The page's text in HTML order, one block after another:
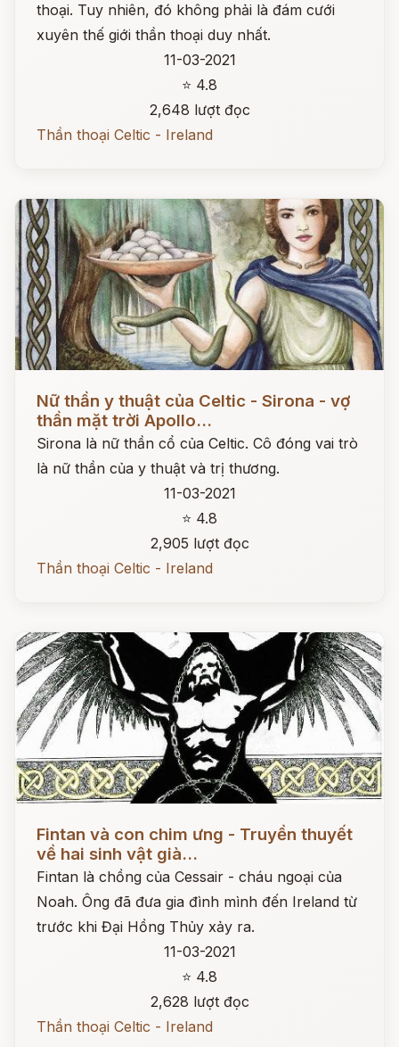
thoại. Tuy nhiên, đó không phải là đám cưới
xuyên thế giới thần thoại duy nhất.
11-03-2021
⭐ 4.8
2,648 lượt đọc
Thần thoại Celtic - Ireland
Nữ thần y thuật của Celtic - Sirona - vợ
thần mặt trời Apollo...
Sirona là nữ thần cổ của Celtic. Cô đóng vai trò
là nữ thần của y thuật và trị thương.
11-03-2021
⭐ 4.8
2,905 lượt đọc
Thần thoại Celtic - Ireland
Fintan và con chim ưng - Truyền thuyết
về hai sinh vật già...
Fintan là chồng của Cessair - cháu ngoại của
Noah. Ông đã đưa gia đình mình đến Ireland từ
trước khi Đại Hồng Thủy xảy ra.
11-03-2021
⭐ 4.8
2,628 lượt đọc
Thần thoại Celtic - Ireland